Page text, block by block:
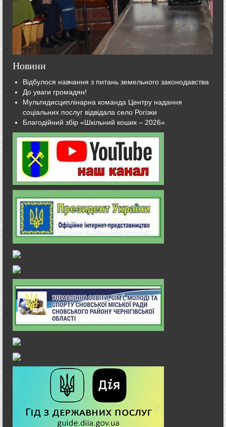
Новини
Відбулося навчання з питань земельного законодавства
До уваги громадян!
Мультидисциплінарна команда Центру надання
соціальних послуг відвідала село Рогізки
Благодійний збір «Шкільний кошик – 2026»